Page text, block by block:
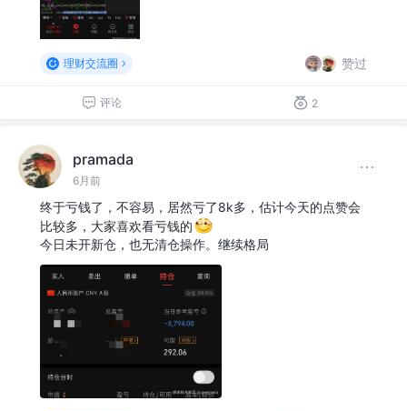
理财交流圈 赞过
评论 2
pramada
6月前
终于亏钱了，不容易，居然亏了8k多，估计今天的点赞会
比较多，大家喜欢看亏钱的
今日未开新仓，也无清仓操作。继续格局